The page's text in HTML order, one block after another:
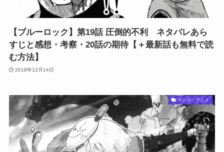
【ブルーロック】第19話 圧倒的不利 ネタバレあら
すじと感想・考察・20話の期待【＋最新話も無料で読
む方法】
2018年12月14日
マンガ・アニメ